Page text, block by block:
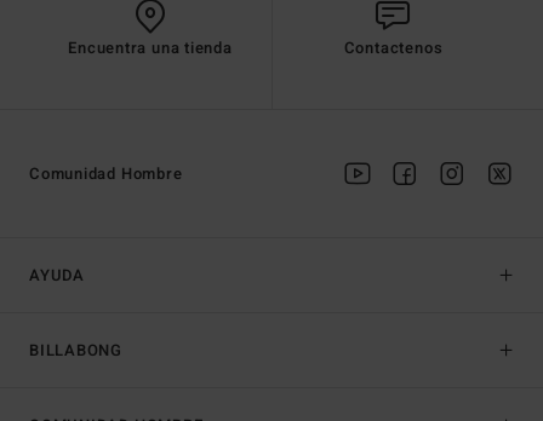
Encuentra una tienda Contactenos
AYUDA
BILLABONG
Comunidad Hombre